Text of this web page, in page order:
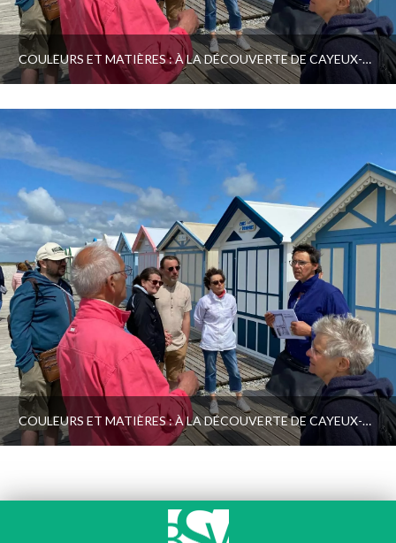
COULEURS ET MATIÈRES : À LA DÉCOUVERTE DE CAYEUX-SUR-MER | SPÉCIALE FAMILLE
COULEURS ET MATIÈRES : À LA DÉCOUVERTE DE CAYEUX-SUR-MER